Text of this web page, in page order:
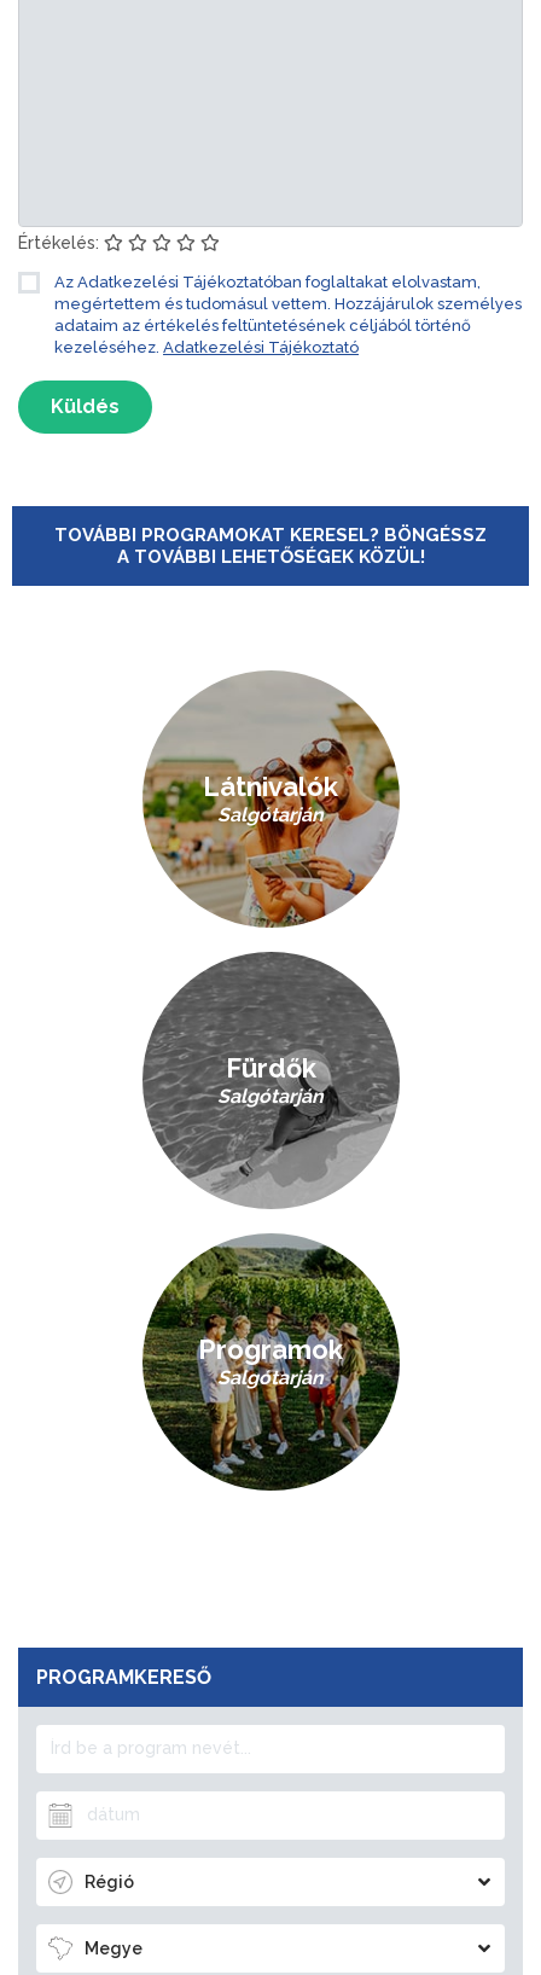
Értékelés:
Az Adatkezelési Tájékoztatóban foglaltakat elolvastam,
megértettem és tudomásul vettem. Hozzájárulok személyes
adataim az értékelés feltüntetésének céljából történő
kezeléséhez. Adatkezelési Tájékoztató
Küldés
TOVÁBBI PROGRAMOKAT KERESEL? BÖNGÉSSZ
A TOVÁBBI LEHETŐSÉGEK KÖZÜL!
Látnivalók
Salgótarján
Fürdők
Salgótarján
Programok
Salgótarján
PROGRAMKERESŐ
Régió
Megye